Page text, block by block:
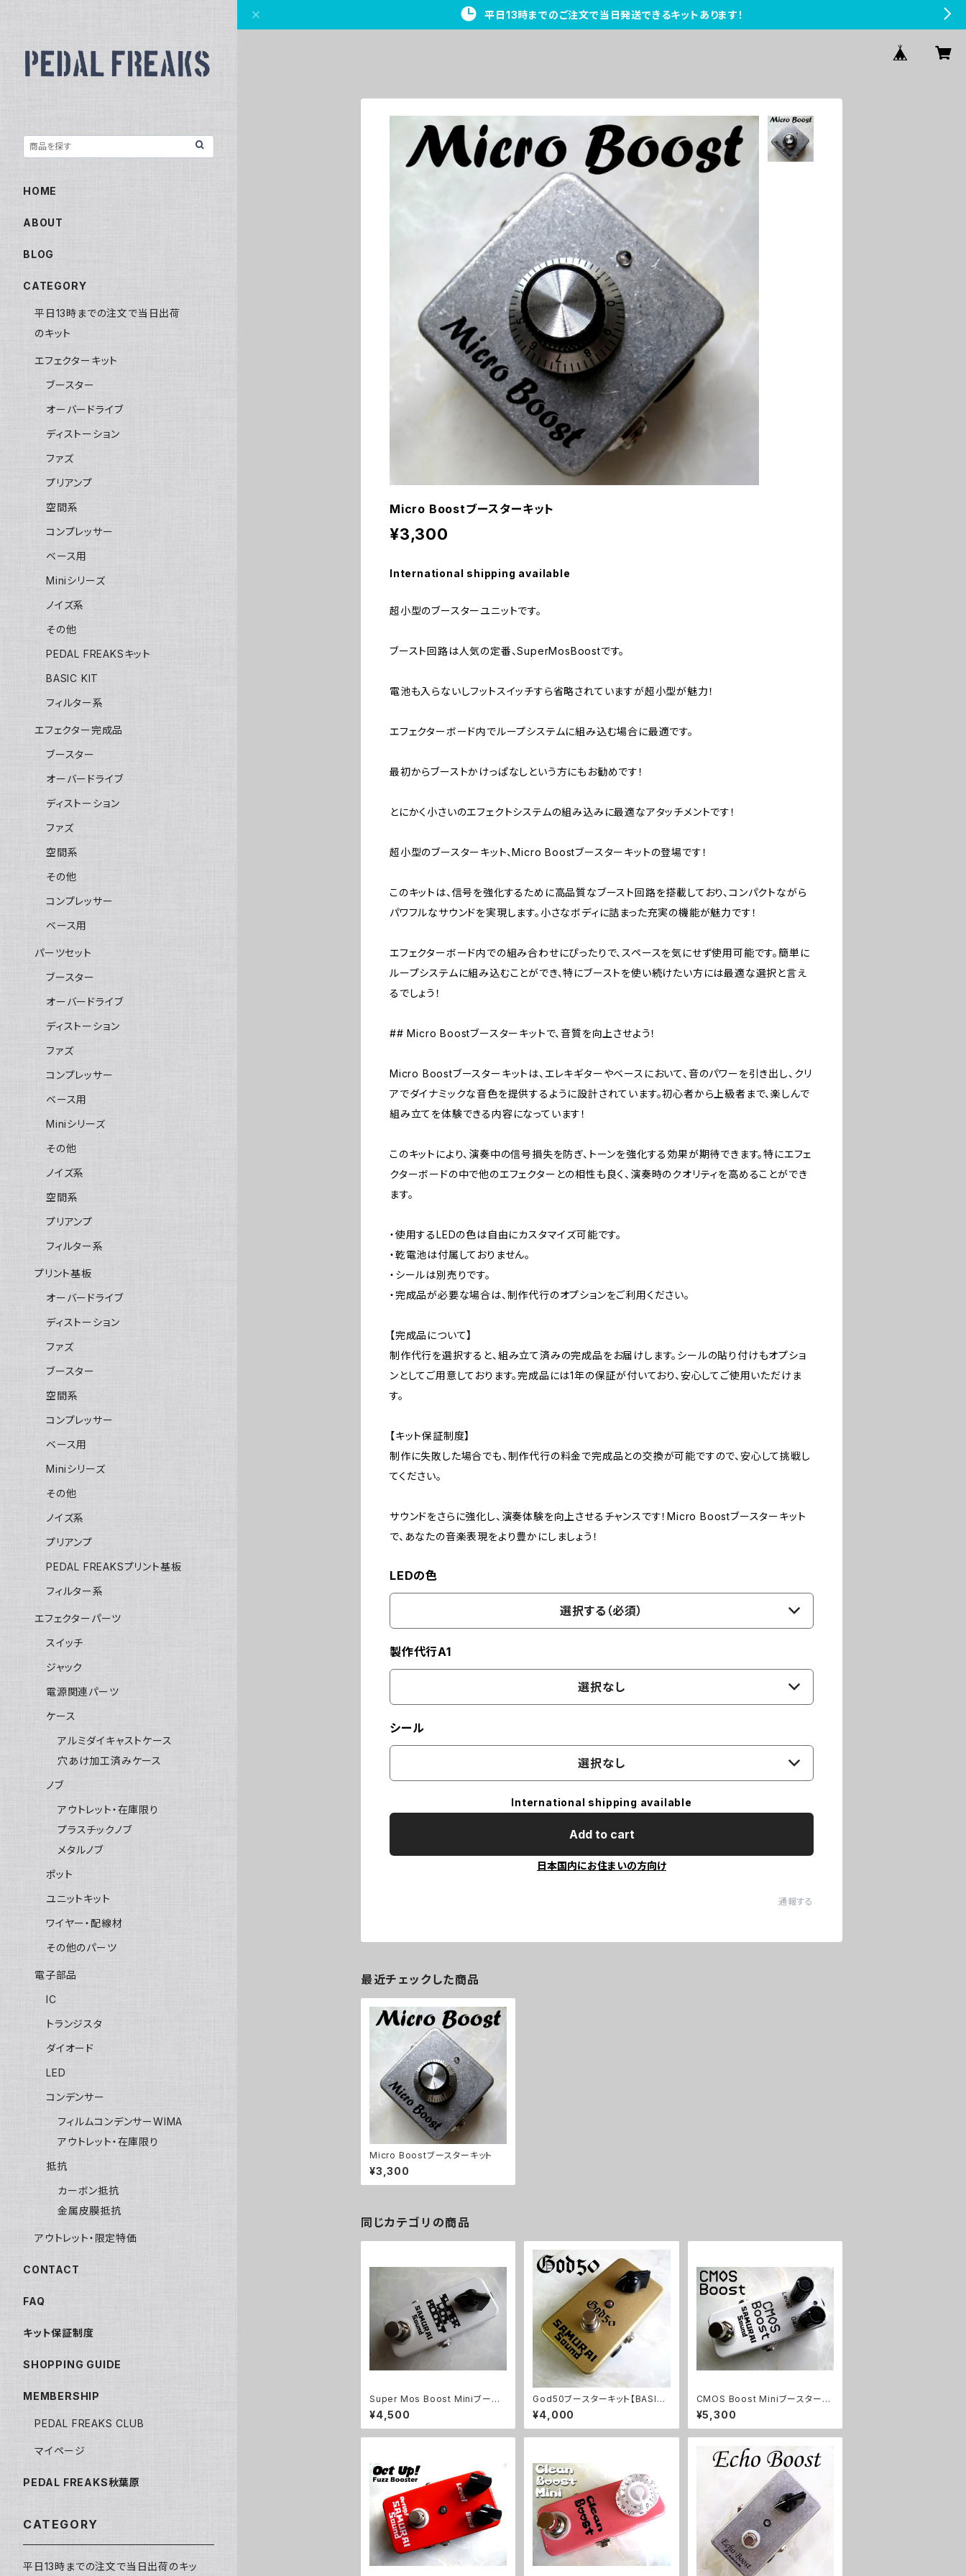
平日13時までのご注文で当日発送できるキットあります！
Micro Boostブースターキット
¥3,300
International shipping available
超小型のブースターユニットです。
ブースト回路は人気の定番、SuperMosBoostです。
電池も入らないしフットスイッチすら省略されていますが超小型が魅力！
エフェクターボード内でループシステムに組み込む場合に最適です。
最初からブーストかけっぱなしという方にもお勧めです！
とにかく小さいのエフェクトシステムの組み込みに最適なアタッチメントです！
超小型のブースターキット、Micro Boostブースターキットの登場です！
このキットは、信号を強化するために高品質なブースト回路を搭載しており、コンパクトながら
パワフルなサウンドを実現します。小さなボディに詰まった充実の機能が魅力です！
エフェクターボード内での組み合わせにぴったりで、スペースを気にせず使用可能です。簡単に
ループシステムに組み込むことができ、特にブーストを使い続けたい方には最適な選択と言え
るでしょう！
## Micro Boostブースターキットで、音質を向上させよう！
Micro Boostブースターキットは、エレキギターやベースにおいて、音のパワーを引き出し、クリ
アでダイナミックな音色を提供するように設計されています。初心者から上級者まで、楽しんで
組み立てを体験できる内容になっています！
このキットにより、演奏中の信号損失を防ぎ、トーンを強化する効果が期待できます。特にエフェ
クターボードの中で他のエフェクターとの相性も良く、演奏時のクオリティを高めることができ
ます。
・使用するLEDの色は自由にカスタマイズ可能です。
・乾電池は付属しておりません。
・シールは別売りです。
・完成品が必要な場合は、制作代行のオプションをご利用ください。
【完成品について】
制作代行を選択すると、組み立て済みの完成品をお届けします。シールの貼り付けもオプショ
ンとしてご用意しております。完成品には1年の保証が付いており、安心してご使用いただけま
す。
【キット保証制度】
制作に失敗した場合でも、制作代行の料金で完成品との交換が可能ですので、安心して挑戦し
てください。
サウンドをさらに強化し、演奏体験を向上させるチャンスです！Micro Boostブースターキット
で、あなたの音楽表現をより豊かにしましょう！
LEDの色
選択する（必須）
製作代行A1
選択なし
シール
選択なし
International shipping available
Add to cart
日本国内にお住まいの方向け
通報する
最近チェックした商品
Micro Boostブースターキット
¥3,300
同じカテゴリの商品
Super Mos Boost Miniブース
ターキット【BASIC KIT】
¥4,500
God50ブースターキット【BASIC
KIT】
¥4,000
CMOS Boost Miniブースターキ
ット【BASIC KIT】
¥5,300
HOME
ABOUT
BLOG
CATEGORY
平日13時までの注文で当日出荷
のキット
エフェクターキット
ブースター
オーバードライブ
ディストーション
ファズ
プリアンプ
空間系
コンプレッサー
ベース用
Miniシリーズ
ノイズ系
その他
PEDAL FREAKSキット
BASIC KIT
フィルター系
エフェクター完成品
ブースター
オーバードライブ
ディストーション
ファズ
空間系
その他
コンプレッサー
ベース用
パーツセット
ブースター
オーバードライブ
ディストーション
ファズ
コンプレッサー
ベース用
Miniシリーズ
その他
ノイズ系
空間系
プリアンプ
フィルター系
プリント基板
オーバードライブ
ディストーション
ファズ
ブースター
空間系
コンプレッサー
ベース用
Miniシリーズ
その他
ノイズ系
プリアンプ
PEDAL FREAKSプリント基板
フィルター系
エフェクターパーツ
スイッチ
ジャック
電源関連パーツ
ケース
アルミダイキャストケース
穴あけ加工済みケース
ノブ
アウトレット・在庫限り
プラスチックノブ
メタルノブ
ポット
ユニットキット
ワイヤー・配線材
その他のパーツ
電子部品
IC
トランジスタ
ダイオード
LED
コンデンサー
フィルムコンデンサーWIMA
アウトレット・在庫限り
抵抗
カーボン抵抗
金属皮膜抵抗
アウトレット・限定特価
CONTACT
FAQ
キット保証制度
SHOPPING GUIDE
MEMBERSHIP
PEDAL FREAKS CLUB
マイページ
PEDAL FREAKS秋葉原
CATEGORY
平日13時までの注文で当日出荷のキッ